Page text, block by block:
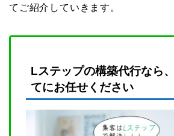
てご紹介していきます。
Lステップの構築代行なら
てにお任せください